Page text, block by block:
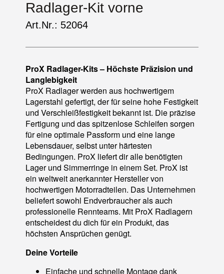
Radlager-Kit vorne
Art.Nr.: 52064
ProX Radlager-Kits – Höchste Präzision und
Langlebigkeit
ProX Radlager werden aus hochwertigem
Lagerstahl gefertigt, der für seine hohe Festigkeit
und Verschleißfestigkeit bekannt ist. Die präzise
Fertigung und das spitzenlose Schleifen sorgen
für eine optimale Passform und eine lange
Lebensdauer, selbst unter härtesten
Bedingungen. ProX liefert dir alle benötigten
Lager und Simmerringe in einem Set. ProX ist
ein weltweit anerkannter Hersteller von
hochwertigen Motorradteilen. Das Unternehmen
beliefert sowohl Endverbraucher als auch
professionelle Rennteams. Mit ProX Radlagern
entscheidest du dich für ein Produkt, das
höchsten Ansprüchen genügt.
Deine Vorteile
Einfache und schnelle Montage dank